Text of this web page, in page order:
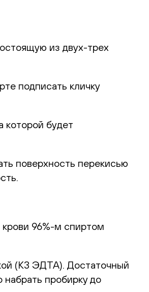
из двух-трех
подписать кличку
будет
поверхность перекисью
96%-м спиртом
(К3 ЭДТА). Достаточный
пробирку до